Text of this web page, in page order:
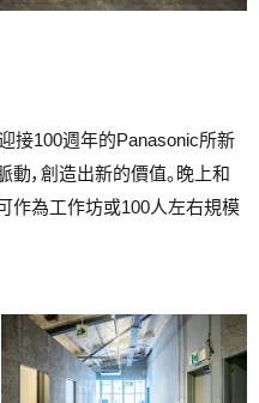
接100週年的Panasonic所新
，創造出新的價值。晚上和
作為工作坊或100人左右規模